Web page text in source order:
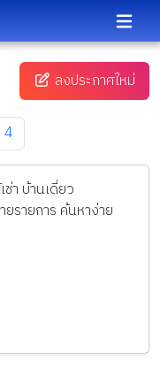
ลงประกาศใหม่
4
า บ้านเดี่ยว
รายการ ค้นหาง่าย